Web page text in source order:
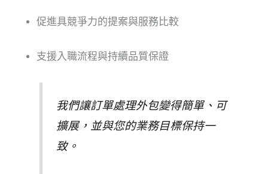
促進具競爭力的提案與服務比較
支援入職流程與持續品質保證
我們讓訂單處理外包變得簡單、可
擴展，並與您的業務目標保持一
致。